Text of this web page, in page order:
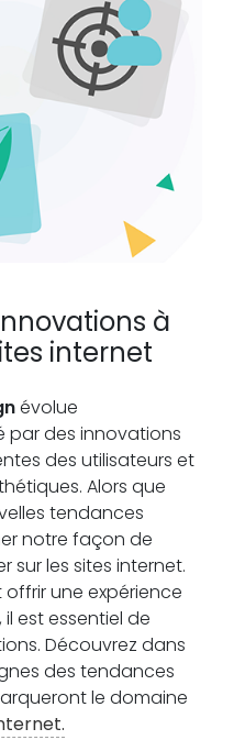
à
internet
évolue
par des innovations
des utilisateurs et
Alors que
tendances
notre façon de
sur les sites internet.
une expérience
est essentiel de
Découvrez dans
des tendances
le domaine